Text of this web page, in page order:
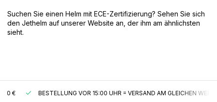
Suchen Sie einen Helm mit ECE-Zertifizierung? Sehen Sie sich
den Jethelm auf unserer Website an, der ihm am ähnlichsten
sieht.
BESTELLUNG VOR 15:00 UHR = VERSAND AM GLEICHEN WERKTAG*